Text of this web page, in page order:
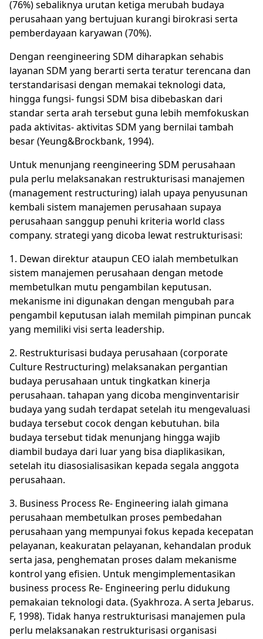
(76%) sebaliknya urutan ketiga merubah budaya
perusahaan yang bertujuan kurangi birokrasi serta
pemberdayaan karyawan (70%).
Dengan reengineering SDM diharapkan sehabis
layanan SDM yang berarti serta teratur terencana dan
terstandarisasi dengan memakai teknologi data,
hingga fungsi- fungsi SDM bisa dibebaskan dari
standar serta arah tersebut guna lebih memfokuskan
pada aktivitas- aktivitas SDM yang bernilai tambah
besar (Yeung&Brockbank, 1994).
Untuk menunjang reengineering SDM perusahaan
pula perlu melaksanakan restrukturisasi manajemen
(management restructuring) ialah upaya penyusunan
kembali sistem manajemen perusahaan supaya
perusahaan sanggup penuhi kriteria world class
company. strategi yang dicoba lewat restrukturisasi:
1. Dewan direktur ataupun CEO ialah membetulkan
sistem manajemen perusahaan dengan metode
membetulkan mutu pengambilan keputusan.
mekanisme ini digunakan dengan mengubah para
pengambil keputusan ialah memilah pimpinan puncak
yang memiliki visi serta leadership.
2. Restrukturisasi budaya perusahaan (corporate
Culture Restructuring) melaksanakan pergantian
budaya perusahaan untuk tingkatkan kinerja
perusahaan. tahapan yang dicoba menginventarisir
budaya yang sudah terdapat setelah itu mengevaluasi
budaya tersebut cocok dengan kebutuhan. bila
budaya tersebut tidak menunjang hingga wajib
diambil budaya dari luar yang bisa diaplikasikan,
setelah itu diasosialisasikan kepada segala anggota
perusahaan.
3. Business Process Re- Engineering ialah gimana
perusahaan membetulkan proses pembedahan
perusahaan yang mempunyai fokus kepada kecepatan
pelayanan, keakuratan pelayanan, kehandalan produk
serta jasa, penghematan proses dalam mekanisme
kontrol yang efisien. Untuk mengimplementasikan
business process Re- Engineering perlu didukung
pemakaian teknologi data. (Syakhroza. A serta Jebarus.
F, 1998). Tidak hanya restrukturisasi manajemen pula
perlu melaksanakan restrukturisasi organisasi